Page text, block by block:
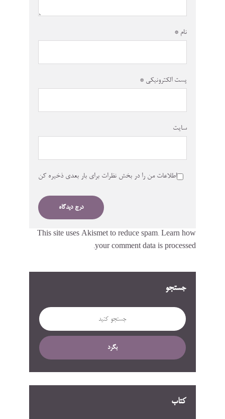
جستجو
بگرد
کتاب
نام *
پست الکترونیکی *
سایت
اطلاعات من را در بخش نظرات برای بار بعدی ذخیره کن
This site uses Akismet to reduce spam. Learn how
your comment data is processed.